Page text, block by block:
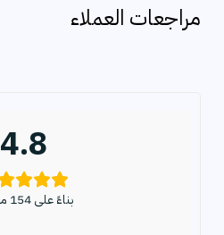
ث
مراجعات العملاء
4.8
بناءً على 154 مراجعة